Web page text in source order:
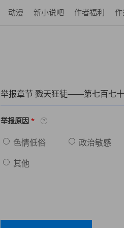
动漫 新小说吧 作者福利 作
举报章节 戮天狂徒——第七百七
举报原因 *
色情低俗 政治敏感
其他